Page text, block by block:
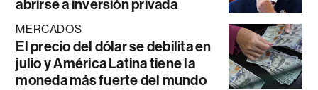
abrirse a inversión privada
MERCADOS
El precio del dólar se debilita en
julio y América Latina tiene la
moneda más fuerte del mundo